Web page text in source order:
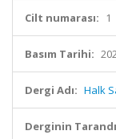
Cilt numarası: 1
Basım Tarihi:
Dergi Adı: Halk
Derginin